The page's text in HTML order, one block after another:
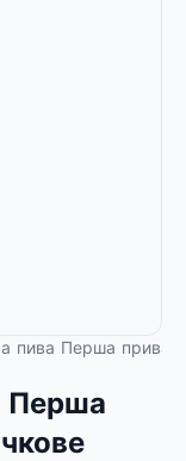
пива Перша
Перша